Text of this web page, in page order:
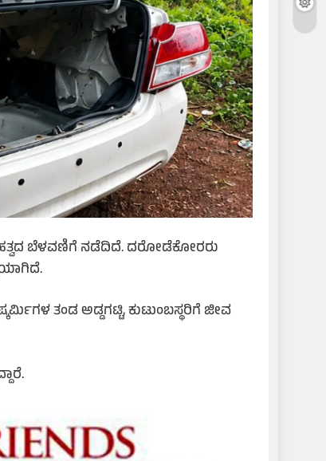
ಬೆಳವಣಿಗೆ ನಡೆದಿದೆ. ದರೋಡೆಕೋರರು
ತಂಡ ಅಡ್ಡಗಟ್ಟಿ, ಕುಟುಂಬಸ್ಥರಿಗೆ ಜೀವ